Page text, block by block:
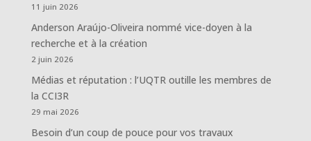
11 juin 2026
Anderson Araújo-Oliveira nommé vice-doyen à la
recherche et à la création
2 juin 2026
Médias et réputation : l’UQTR outille les membres de
la CCI3R
29 mai 2026
Besoin d’un coup de pouce pour vos travaux